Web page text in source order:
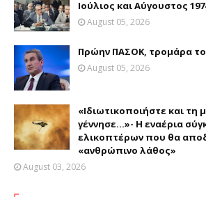
Ιούλιος και Αύγουστος
August 05, 2026
Πρώην ΠΑΣΟΚ, τρομάρα
August 05, 2026
«Ιδιωτικοποιήστε και τη
γέννησε…»- Η εναέρια
ελικοπτέρων που θα
«ανθρώπινο λάθος»
August 03, 2026